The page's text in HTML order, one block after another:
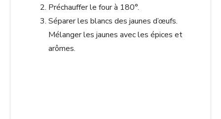
Préchauffer le four à 180°.
Séparer les blancs des jaunes d’œufs.
Mélanger les jaunes avec les épices et
arômes.